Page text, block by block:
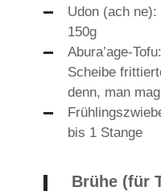
Udon (ach
150g
Abura’age-
Scheibe
denn, man
bis 1 Stange
Brühe (für